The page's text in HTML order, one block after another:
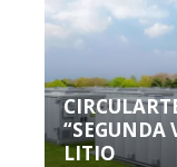
“SEGUNDA
LITIO